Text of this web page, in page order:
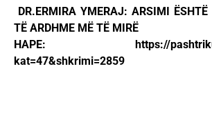
DR.ERMIRA YMERAJ: ARSIMI ËSHTË
TË ARDHME MË TË MIRË
HAPE: https://
kat=47&shkrimi=2859